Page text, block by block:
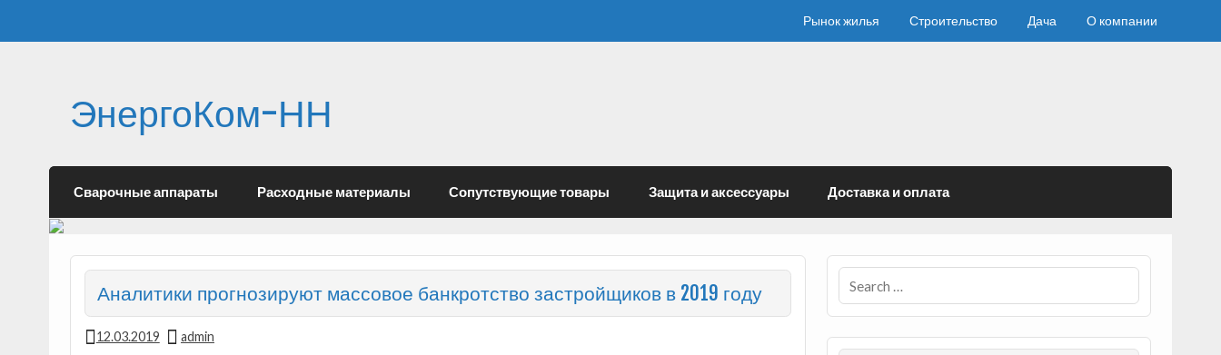
Рынок жилья Строительство Дача О компании
ЭнергоКом-НН
Сварочные аппараты Расходные материалы Сопутствующие товары Защита и аксессуары Доставка и оплата
Аналитики прогнозируют массовое банкротство застройщиков в 2019 году
12.03.2019 admin